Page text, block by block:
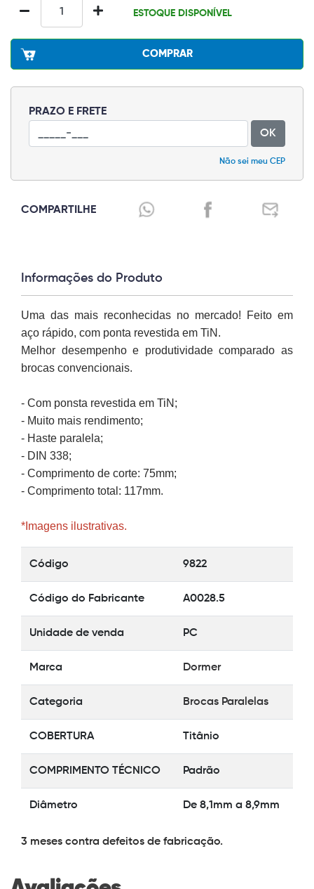
ESTOQUE DISPONÍVEL
COMPRAR
PRAZO E FRETE
OK
Não sei meu CEP
COMPARTILHE
Informações do Produto
Uma das mais reconhecidas no mercado! Feito em
aço rápido, com ponta revestida em TiN.
Melhor desempenho e produtividade comparado as
brocas convencionais.
- Com ponsta revestida em TiN;
- Muito mais rendimento;
- Haste paralela;
- DIN 338;
- Comprimento de corte: 75mm;
- Comprimento total: 117mm.
*Imagens ilustrativas.
Código 9822
Código do Fabricante A0028.5
Unidade de venda PC
Marca Dormer
Categoria Brocas Paralelas
COBERTURA Titânio
COMPRIMENTO TÉCNICO Padrão
Diâmetro De 8,1mm a 8,9mm
3 meses contra defeitos de fabricação.